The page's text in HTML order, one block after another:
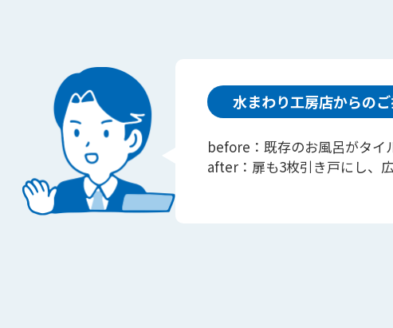
水まわり工房店からの
before：既存のお風呂がタイ
after：扉も3枚引き戸にし、